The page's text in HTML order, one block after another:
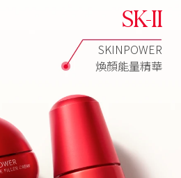
SK-II
SKINPOWER
煥顏能量精華